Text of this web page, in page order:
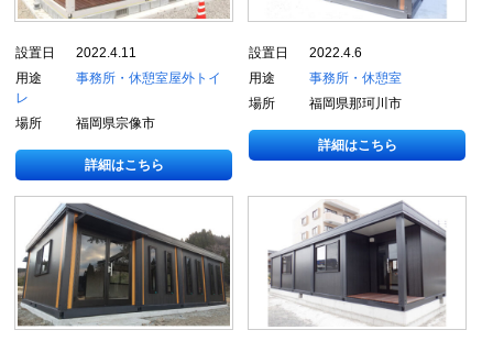
設置日
2022.4.11
用途
事務所・休憩室屋外トイ
レ
場所
福岡県宗像市
詳細はこちら
設置日
2022.4.6
用途
事務所・休憩室
場所
福岡県那珂川市
詳細はこちら